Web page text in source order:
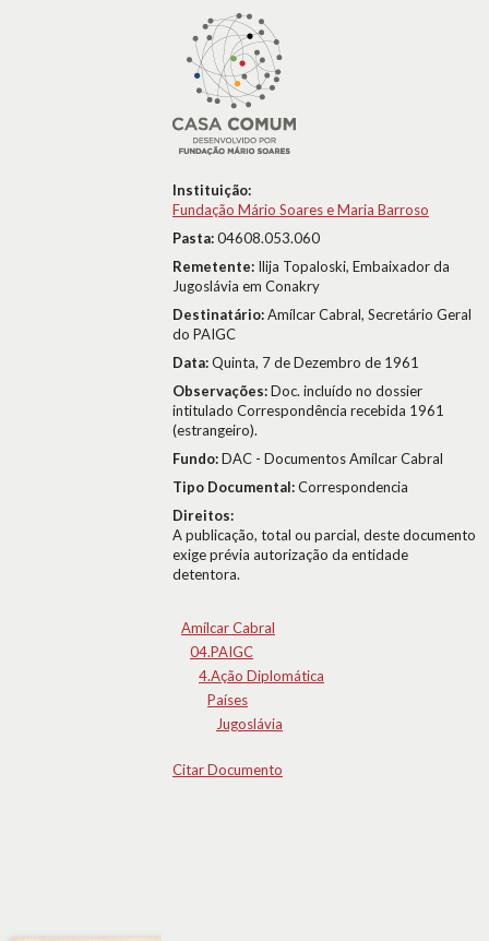
Instituição:
Fundação Mário Soares e Maria Barroso
Pasta:04608.053.060
Remetente: Ilija Topaloski, Embaixador da
Jugoslávia em Conakry
Destinatário:Amílcar Cabral, Secretário Geral
do PAIGC
Data:Quinta, 7 de Dezembro de 1961
Observações:Doc. incluído no dossier
intitulado Correspondência recebida 1961
(estrangeiro).
Fundo:DAC - Documentos Amílcar Cabral
Tipo Documental:Correspondencia
Direitos:
A publicação, total ou parcial, deste documento
exige prévia autorização da entidade
detentora.
Amílcar Cabral
04.PAIGC
4.Ação Diplomática
Países
Jugoslávia
Citar Documento